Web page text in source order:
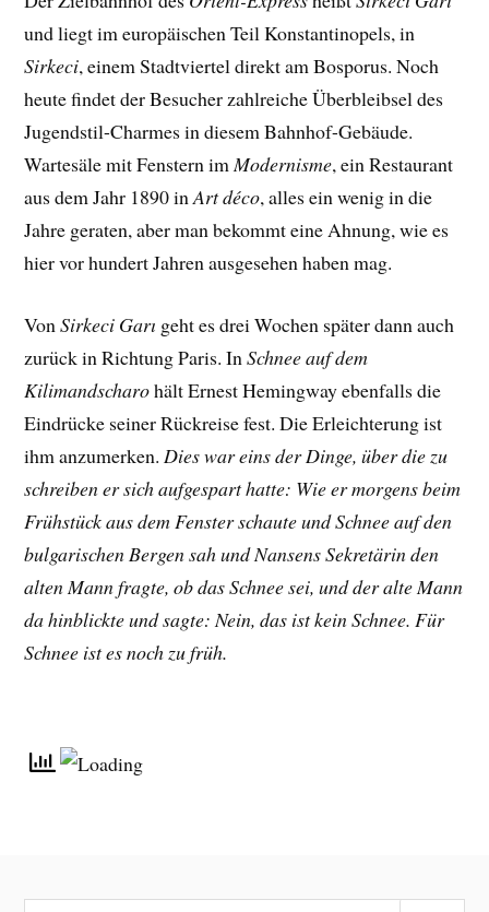
und liegt im europäischen Teil Konstantinopels, in
Sirkeci, einem Stadtviertel direkt am Bosporus. Noch
heute findet der Besucher zahlreiche Überbleibsel des
Jugendstil-Charmes in diesem Bahnhof-Gebäude.
Wartesäle mit Fenstern imModernisme, ein Restaurant
aus dem Jahr 1890 inArt déco, alles ein wenig in die
Jahre geraten, aber man bekommt eine Ahnung, wie es
hier vor hundert Jahren ausgesehen haben mag.
VonSirkeci Garı geht es drei Wochen später dann auch
zurück in Richtung Paris. InSchnee auf dem
Kilimandscharohält Ernest Hemingway ebenfalls die
Eindrücke seiner Rückreise fest. Die Erleichterung ist
ihm anzumerken.Dies war eins der Dinge, über die zu
schreiben er sich aufgespart hatte: Wie er morgens beim
Frühstück aus dem Fenster schaute und Schnee auf den
bulgarischen Bergen sah und Nansens Sekretärin den
alten Mann fragte, ob das Schnee sei, und der alte Mann
da hinblickte und sagte: Nein, das ist kein Schnee. Für
Schnee ist es noch zu früh.